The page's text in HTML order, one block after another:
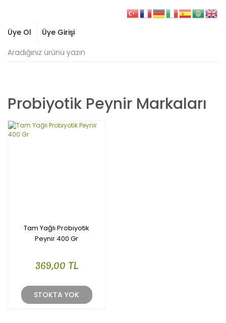
Üye Ol Üye Girişi
Probiyotik Peynir Markaları
Tam Yağlı Probiyotik
Peynir 400 Gr
369,00 TL
STOKTA YOK